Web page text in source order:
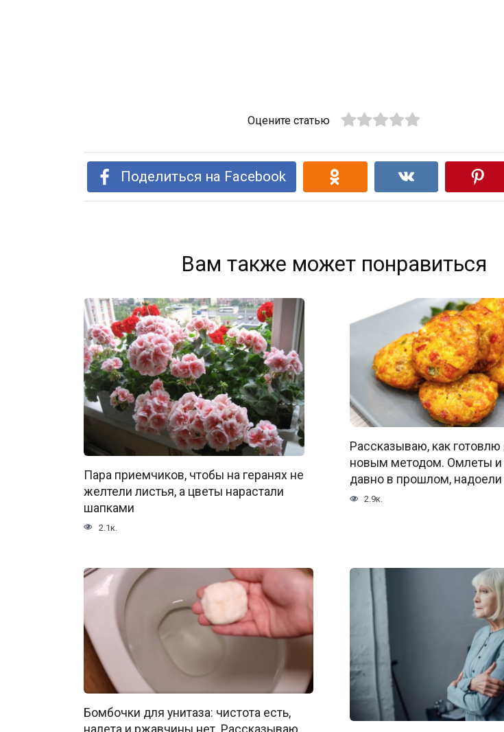
Оцените статью
Поделиться на Facebook
Вам также может понравиться
Пара приемчиков, чтобы на геранях не
желтели листья, а цветы нарастали
шапками
2.1к.
Рассказываю, как готовлю
новым методом. Омлеты и
давно в прошлом, надоели
2.9к.
Бомбочки для унитаза: чистота есть,
налета и ржавчины нет. Рассказываю,